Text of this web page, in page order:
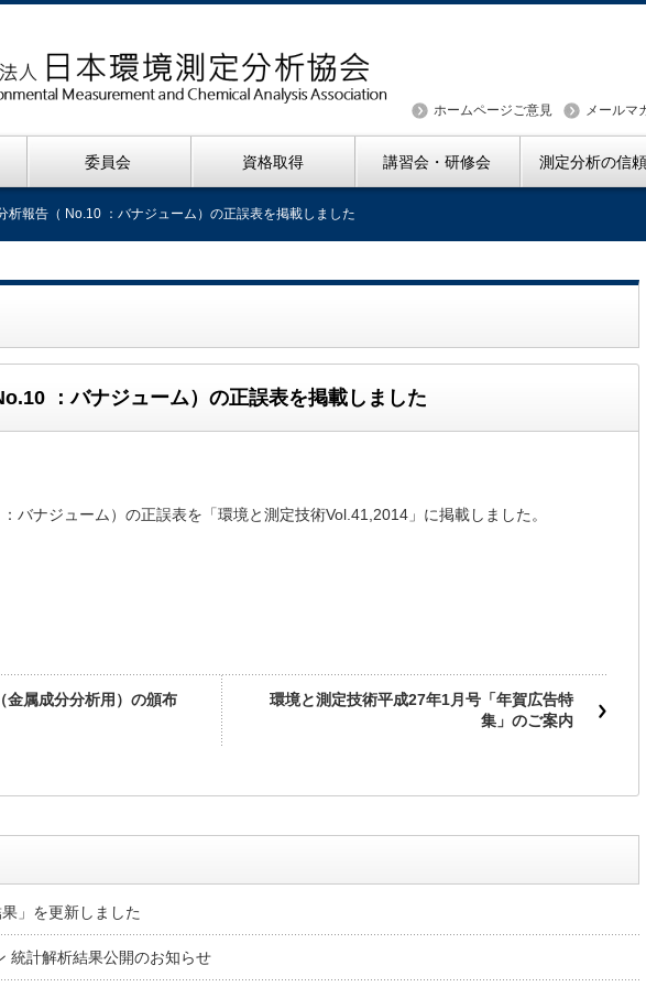
ホームページご意見 メールマ
委員会 資格取得 講習会・研修会 測定分析の信
析報告（ No.10 ：バナジューム）の正誤表を掲載しました
：バナジューム）の正誤表を掲載しました
バナジューム）の正誤表を「環境と測定技術Vol.41,2014」に掲載しました。
金属成分分析用）の頒布
環境と測定技術平成27年1月号「年賀広告特
集」のご案内
」を更新しました
統計解析結果公開のお知らせ